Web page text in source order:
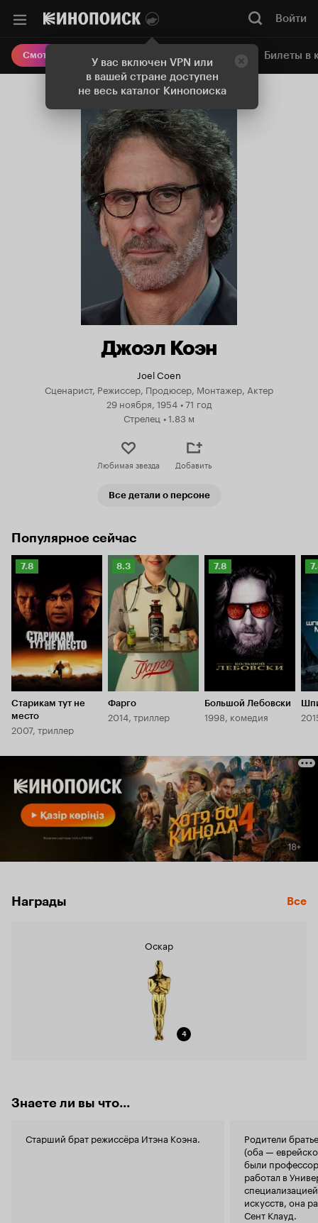
У вас включен VPN или
в вашей стране доступен
не весь каталог Кинопоиска
Войти
Смотреть кино Онлайн-кинотеатр Билеты в
Джоэл Коэн
Joel Coen
Сценарист, Режиссер, Продюсер, Монтажер, Актер
29 ноября, 1954 •71 год
Стрелец •1.83 м
Любимая звезда Добавить
Все детали о персоне
Популярное сейчас
Рейтинг
Кинопоиска
7.8
7.8
Старикам тут не
место
2007, триллер
Рейтинг
Кинопоиска
8.3
8.3
Фарго
2014, триллер
Рейтинг
Кинопоиска
7.8
7.8
Большой Лебовски
1998, комедия
Награды Все
Оскар
4
Знаете ли вы что...
Старший брат режиссёра Итэна Коэна.
Родители
(оба —
были
работал в
искусств, она
Сент Клауд.